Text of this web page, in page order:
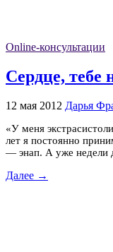
Online-консультации
Сердце, тебе
12 мая 2012 Дарья
«У меня
лет я постоянно
— энап. А уже недели
Далее →